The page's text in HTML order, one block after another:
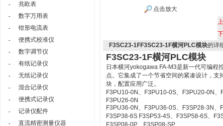
-
兆欧表
-
数字万用表
-
钳形电流表
-
便携式校准仪
-
数字调节仪
-
有纸记录仪
-
无纸记录仪
-
混合记录仪
-
便携式记录仪
-
记录仪配件
-
直流精密测量仪器
点击放大
F3SC23-1FF3SC23-1F横河PLC模块的详
F3SC23-1F横河PLC模块
日本横河yokogawa FA-M3是新一代可编程
点。 它集成了一个节省空间的紧凑设计 ， 支
块 ， 配置应用广泛 。
F3PU10-0N、F3PU10-0S、F3PU20-0N
F3PU26-0N
F3PU36-0N、F3PU36-0S、F3SP28-3N
F3SP38-6S F3SP53-4S、F3SP58-6S、
F3SP08-0P、F3SP08-SP